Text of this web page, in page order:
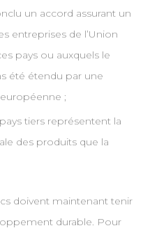
un accord assurant un
entreprises de l’Union
pays ou auxquels le
été étendu par une
;
tiers représentent la
des produits que la
doivent maintenant tenir
durable. Pour